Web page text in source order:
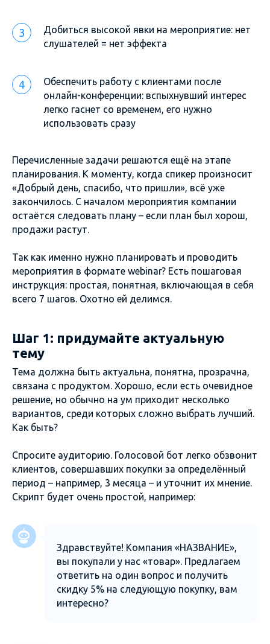
Добиться высокой явки на мероприятие: нет
слушателей = нет эффекта
Обеспечить работу с клиентами после
онлайн-конференции: вспыхнувший интерес
легко гаснет со временем, его нужно
использовать сразу
Перечисленные задачи решаются ещё на этапе
планирования. К моменту, когда спикер произносит
«Добрый день, спасибо, что пришли», всё уже
закончилось. С началом мероприятия компании
остаётся следовать плану – если план был хорош,
продажи растут.
Так как именно нужно планировать и проводить
мероприятия в формате webinar? Есть пошаговая
инструкция: простая, понятная, включающая в себя
всего 7 шагов. Охотно ей делимся.
Шаг 1: придумайте актуальную
тему
Тема должна быть актуальна, понятна, прозрачна,
связана с продуктом. Хорошо, если есть очевидное
решение, но обычно на ум приходит несколько
вариантов, среди которых сложно выбрать лучший.
Как быть?
Спросите аудиторию. Голосовой бот легко обзвонит
клиентов, совершавших покупки за определённый
период – например, 3 месяца – и уточнит их мнение.
Скрипт будет очень простой, например:
Здравствуйте! Компания «НАЗВАНИЕ»,
вы покупали у нас «товар». Предлагаем
ответить на один вопрос и получить
скидку 5% на следующую покупку, вам
интересно?